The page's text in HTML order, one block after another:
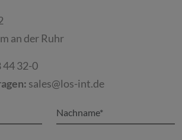
an der Ruhr
44 32-0
sales@los-int.de